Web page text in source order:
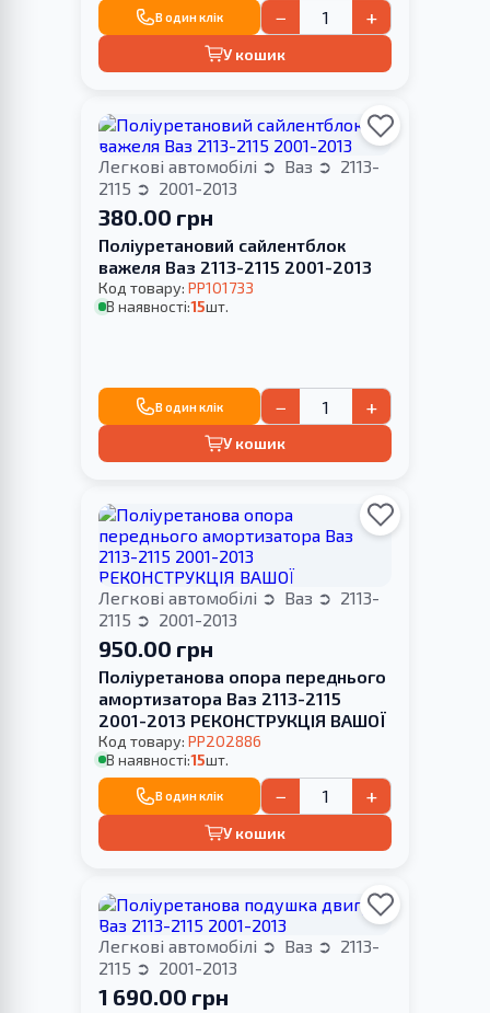
В один клік − +
У кошик
Легкові автомобілі Ваз
2113-
2115
2001-2013
380.00 грн
Поліуретановий сайлентблок
важеля Ваз 2113-2115 2001-2013
Код товару: PP101733
В наявності:15шт.
В один клік − +
У кошик
Легкові автомобілі Ваз
2113-
2115
2001-2013
950.00 грн
Поліуретанова опора переднього
амортизатора Ваз 2113-2115
2001-2013 РЕКОНСТРУКЦІЯ ВАШОЇ
Код товару: PP202886
В наявності:15шт.
В один клік − +
У кошик
Легкові автомобілі Ваз
2113-
2115
2001-2013
1 690.00 грн